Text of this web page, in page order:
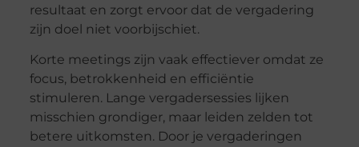
resultaat en zorgt ervoor dat de vergadering
zijn doel niet voorbijschiet.
Korte meetings zijn vaak effectiever omdat ze
focus, betrokkenheid en efficiëntie
stimuleren. Lange vergadersessies lijken
misschien grondiger, maar leiden zelden tot
betere uitkomsten. Door je vergaderingen